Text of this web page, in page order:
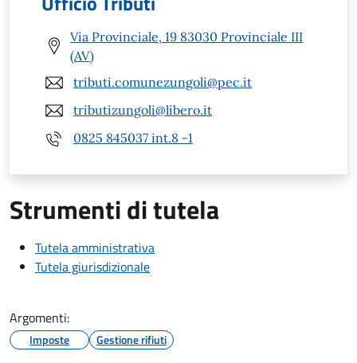
Via Provinciale, 19 83030 Provinciale III
(AV)
tributi.comunezungoli@pec.it
tributizungoli@libero.it
0825 845037 int.8 -1
Strumenti di tutela
Tutela amministrativa
Tutela giurisdizionale
Argomenti:
Imposte Gestione rifiuti